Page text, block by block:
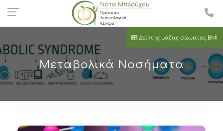
Δείκτης μάζας σώματος BMI
Μεταβολικά Νοσήματα